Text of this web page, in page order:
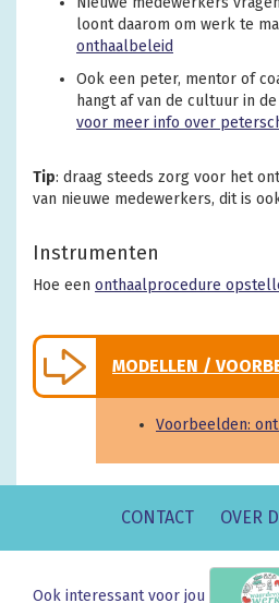
loont daarom om werk te
onthaalbeleid
Ook een peter, mentor of
hangt af van de cultuur in
voor meer info over
Tip: draag steeds zorg voor het
van nieuwe medewerkers, dit is
Instrumenten
Hoe een onthaalprocedure
MODELLEN /
Voorbeelden:
CONTACT OVER
Ook interessant voor jou